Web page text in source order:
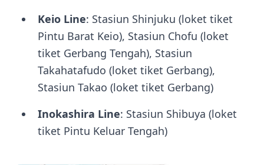
Keio Line: Stasiun Shinjuku (loket tiket
Pintu Barat Keio), Stasiun Chofu (loket
tiket Gerbang Tengah), Stasiun
Takahatafudo (loket tiket Gerbang),
Stasiun Takao (loket tiket Gerbang)
Inokashira Line: Stasiun Shibuya (loket
tiket Pintu Keluar Tengah)